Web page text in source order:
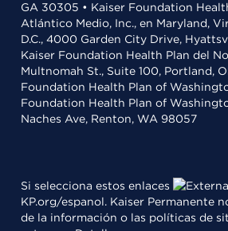
GA 30305 • Kaiser Foundation
Atlántico Medio, Inc., en Maryland,
D.C., 4000 Garden City Drive,
Kaiser Foundation Health Plan del
Multnomah St., Suite 100, Portland,
Foundation Health Plan of
Foundation Health Plan of
Naches Ave, Renton, WA 98057
Si selecciona estos enlaces
KP.org/espanol. Kaiser Permanente
de la información o las políticas de